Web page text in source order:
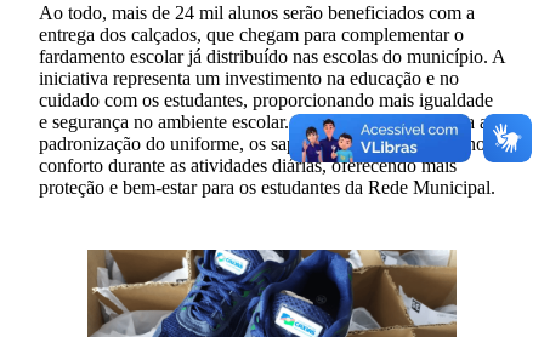
Ao todo, mais de 24 mil alunos serão beneficiados com a
entrega dos calçados, que chegam para complementar o
fardamento escolar já distribuído nas escolas do município. A
iniciativa representa um investimento na educação e no
cuidado com os estudantes, proporcionando mais igualdade
e segurança no ambiente escolar. Além de contribuir para a
padronização do uniforme, os sapatos escolares ajudam no
conforto durante as atividades diárias, oferecendo mais
proteção e bem-estar para os estudantes da Rede Municipal.